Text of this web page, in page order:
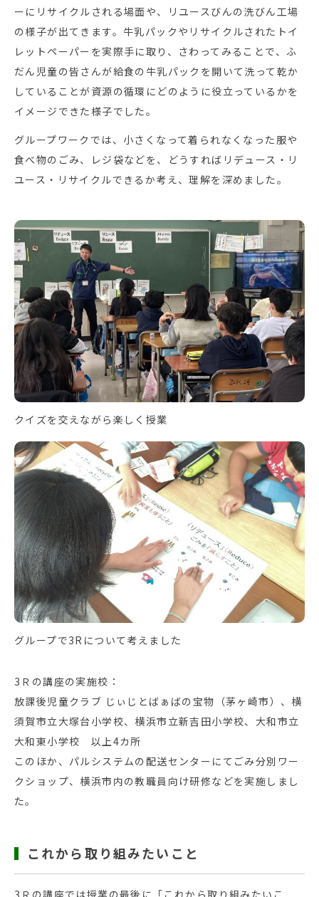
ーにリサイクルされる場面や、リユースびんの洗びん工場
の様子が出てきます。牛乳パックやリサイクルされたトイ
レットペーパーを実際手に取り、さわってみることで、ふ
だん児童の皆さんが給食の牛乳パックを開いて洗って乾か
していることが資源の循環にどのように役立っているかを
イメージできた様子でした。
グループワークでは、小さくなって着られなくなった服や
食べ物のごみ、レジ袋などを、どうすればリデュース・リ
ユース・リサイクルできるか考え、理解を深めました。
クイズを交えながら楽しく授業
グループで3Rについて考えました
3Ｒの講座の実施校：
放課後児童クラブ じぃじとばぁばの宝物（茅ヶ崎市）、横
須賀市立大塚台小学校、横浜市立新吉田小学校、大和市立
大和東小学校 以上4カ所
このほか、パルシステムの配送センターにてごみ分別ワー
クショップ、横浜市内の教職員向け研修などを実施しまし
た。
これから取り組みたいこと